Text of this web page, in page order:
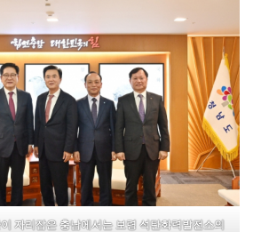
자리잡은 충남에서는 보령 석탄화력발전소의